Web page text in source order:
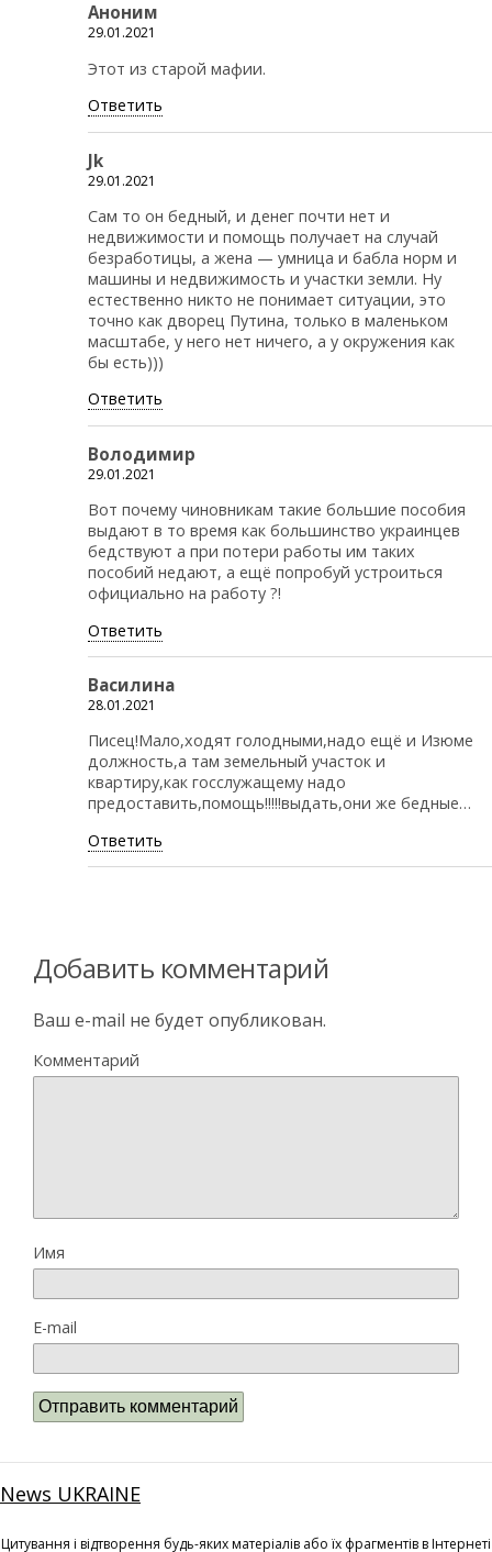
Аноним
29.01.2021
Этот из старой мафии.
Ответить
Jk
29.01.2021
Сам то он бедный, и денег почти нет и
недвижимости и помощь получает на случай
безработицы, а жена — умница и бабла норм и
машины и недвижимость и участки земли. Ну
естественно никто не понимает ситуации, это
точно как дворец Путина, только в маленьком
масштабе, у него нет ничего, а у окружения как
бы есть)))
Ответить
Володимир
29.01.2021
Вот почему чиновникам такие большие пособия
выдают в то время как большинство украинцев
бедствуют а при потери работы им таких
пособий недают, а ещё попробуй устроиться
официально на работу ?!
Ответить
Василина
28.01.2021
Писец!Мало,ходят голодными,надо ещё и Изюме
должность,а там земельный участок и
квартиру,как госслужащему надо
предоставить,помощь!!!!!выдать,они же бедные…
Ответить
Добавить комментарий
Ваш e-mail не будет опубликован.
Комментарий
Имя
E-mail
News UKRAINE
Цитування і відтворення будь-яких матеріалів або їх фрагментів в Інтернеті